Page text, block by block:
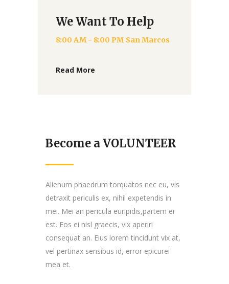
We Want To Help
8:00 AM - 8:00 PM San Marcos
Read More
Become a VOLUNTEER
Alienum phaedrum torquatos nec eu, vis
detraxit periculis ex, nihil expetendis in
mei. Mei an pericula euripidis,partem ei
est. Eos ei nisl graecis, vix aperiri
consequat an. Eius lorem tincidunt vix at,
vel pertinax sensibus id, error epicurei
mea et.